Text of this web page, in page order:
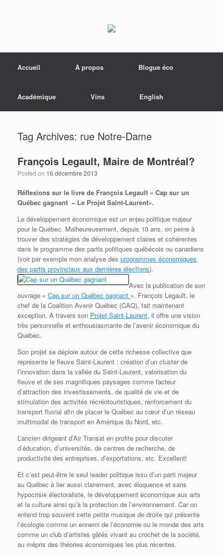
Accueil
À propos Blogue éco
Académique Vins English
Tag Archives: rue Notre-Dame
François Legault, Maire de Montréal?
Posted on 16 décembre 2013
Réflexions sur le livre de François Legault « Cap sur un
Québec gagnant – Le Projet Saint-Laurent».
Le développement économique est un enjeu politique majeur
pour le Québec. Malheureusement, depuis 10 ans, on peine à
trouver des stratégies de développement claires et cohérentes
dans le programme des partis politiques québécois ou canadiens
(voir par exemple mon analyse des programmes économiques
des partis provinciaux aux dernières élections).
Avec la publication de son
ouvrage « Cap sur un Québec gagnant », François Legault, le
chef de la Coalition Avenir Québec (CAQ), fait maintenant
exception. A travers son Projet Saint-Laurent, il offre une vision
très personnelle et enthousiasmante de l’avenir économique du
Québec.
Son projet se déploie autour de cette richesse collective que
représente le fleuve Saint-Laurent : création d’un cluster de
l’innovation dans la vallée du Saint-Laurent, valorisation du
fleuve et de ses magnifiques paysages comme facteur
d’attraction des investissements, de qualité de vie et de
stimulation des activités récréotouristiques, renforcement du
transport fluvial afin de placer le Québec au cœur d’un réseau
multimodal de transport en Amérique du Nord, etc.
L’ancien dirigeant d’Air Transat en profite pour discuter
d’éducation, d’universités, de centres de recherche, de
productivité des entreprises, d’exportations, etc. Excellent!
Et c’est peut-être le seul leader politique issu d’un parti majeur
au Québec à lier aussi clairement, avec éloquence et sans
hypocrisie électoraliste, le développement économique aux arts
et la culture ainsi qu’à la protection de l’environnement. Car on
entend trop souvent cette petite musique de droite qui présente
l’écologie comme un ennemi de l’économie ou le monde des arts
comme un club d’artistes gâtés vivant au crochet de la société,
au mépris des théories économiques les plus récentes.